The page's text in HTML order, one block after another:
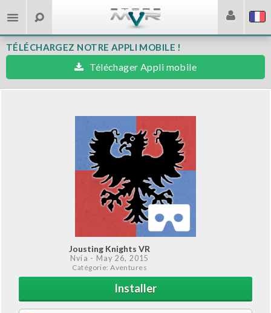
TÉLÉCHARGEZ NOTRE APPLI MOBILE !
Téléchager Appli mobile
Jousting Knights VR
Nvía - May 26, 2015
Catégorie: Aventures
Installer